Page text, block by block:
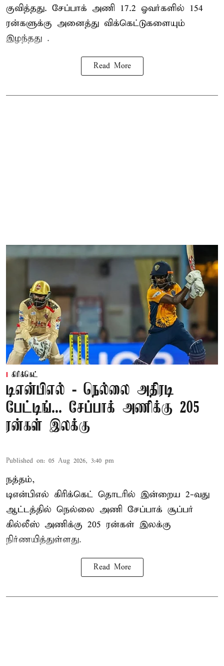
குவித்தது. சேப்பாக் அணி 17.2 ஓவர்களில் 154
ரன்களுக்கு அனைத்து விக்கெட்டுகளையும்
இழந்தது .
Read More
கிரிக்கெட்
டிஎன்பிஎல் - நெல்லை அதிரடி
பேட்டிங்... சேப்பாக் அணிக்கு 205
ரன்கள் இலக்கு
Published on: 05 Aug 2026, 3:40 pm
நத்தம்,
டிஎன்பிஎல் கிரிக்கெட் தொடரில் இன்றைய 2-வது
ஆட்டத்தில் நெல்லை அணி சேப்பாக் சூப்பர்
கில்லீஸ் அணிக்கு 205 ரன்கள் இலக்கு
நிர்ணயித்துள்ளது.
Read More